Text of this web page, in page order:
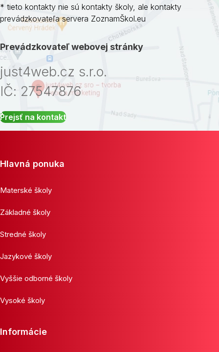
* tieto kontakty nie sú kontakty školy, ale kontakty
prevádzkovateľa servera ZoznamŠkol.eu
Prevádzkovateľ webovej stránky
just4web.cz s.r.o.
IČ: 27547876
Prejsť na kontakt
Hlavná ponuka
Materské školy
Základné školy
Stredné školy
Jazykové školy
Vyššie odborné školy
Vysoké školy
Informácie